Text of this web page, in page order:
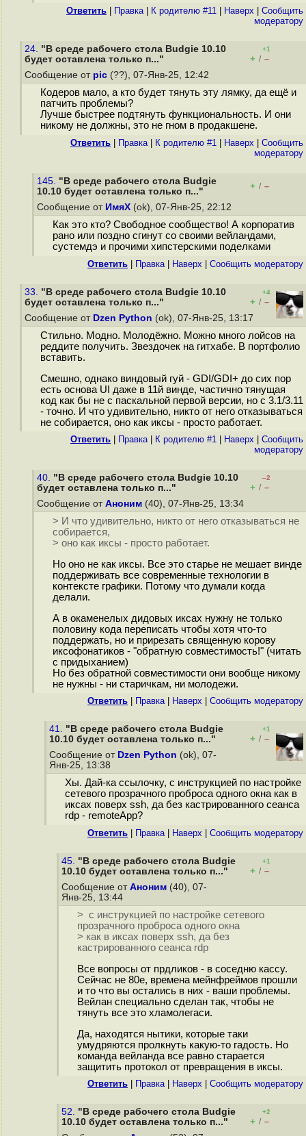
Ответить Правка| К родителю #11 Наверх
Cообщить
модератору
24. "В среде рабочего стола Budgie 10.10
будет оставлена только п..."
+1
+ / –
Сообщение от pic (??), 07-Янв-25, 12:42
Кодеров мало, а кто будет тянуть эту лямку, да ещё и
патчить проблемы?
Лучше быстрее подтянуть функциональность. И они
никому не должны, это не гном в продакшене.
Ответить Правка| К родителю #1 Наверх
Cообщить
модератору
145. "В среде рабочего стола Budgie
10.10 будет оставлена только п..."
+ / –
Сообщение от ИмяХ (ok), 07-Янв-25, 22:12
Как это кто? Свободное сообщество! А корпоратив
рано или поздно сгинут со своими вейландами,
сустемдэ и прочими хипстерскими поделками
Ответить Правка| Наверх Cообщить модератору
33. "В среде рабочего стола Budgie 10.10
будет оставлена только п..."
+4
+ / –
Сообщение от Dzen Python (ok), 07-Янв-25, 13:17
Стильно. Модно. Молодёжно. Можно много лойсов на
реддите получить. Звездочек на гитхабе. В портфолио
вставить.
Смешно, однако виндовый гуй - GDI/GDI+ до сих пор
есть основа UI даже в 11й винде, частично тянущая
код как бы не с паскальной первой версии, но с 3.1/3.11
- точно. И что удивительно, никто от него отказываться
не собирается, оно как иксы - просто работает.
Ответить Правка| К родителю #1 Наверх
Cообщить
модератору
40. "В среде рабочего стола Budgie 10.10
будет оставлена только п..."
–2
+ / –
Сообщение от Аноним (40), 07-Янв-25, 13:34
> И что удивительно, никто от него отказываться не
собирается,
> оно как иксы - просто работает.
Но оно не как иксы. Все это старье не мешает винде
поддерживать все современные технологии в
контексте графики. Потому что думали когда
делали.
А в окаменелых дидовых иксах нужну не только
половину кода переписать чтобы хотя что-то
поддержать, но и прирезать священную корову
иксофонатиков - "обратную совместимость!" (читать
с придыханием)
Но без обратной совместимости они вообще никому
не нужны - ни старичкам, ни молодежи.
Ответить Правка| Наверх Cообщить модератору
41. "В среде рабочего стола Budgie
10.10 будет оставлена только п..."
+1
+ / –
Сообщение от Dzen Python (ok), 07-
Янв-25, 13:38
Хы. Дай-ка ссылочку, с инструкцией по настройке
сетевого прозрачного проброса одного окна как в
иксах поверх ssh, да без кастрированного сеанса
rdp - remoteApp?
Ответить Правка| Наверх Cообщить модератору
45. "В среде рабочего стола Budgie
10.10 будет оставлена только п..."
+1
+ / –
Сообщение от Аноним (40), 07-
Янв-25, 13:44
> с инструкцией по настройке сетевого
прозрачного проброса одного окна
> как в иксах поверх ssh, да без
кастрированного сеанса rdp
Все вопросы от прдликов - в соседню кассу.
Сейчас не 80е, времена мейнфреймов прошли
и то что вы остались в них - ваши проблемы.
Вейлан специально сделан так, чтобы не
тянуть все это хламолегаси.
Да, находятся нытики, которые таки
умудряются пролкнуть какую-то гадость. Но
команда вейланда все равно старается
защитить протокол от превращения в иксы.
Ответить Правка| Наверх Cообщить модератору
52. "В среде рабочего стола Budgie
10.10 будет оставлена только п..."
+2
+ / –